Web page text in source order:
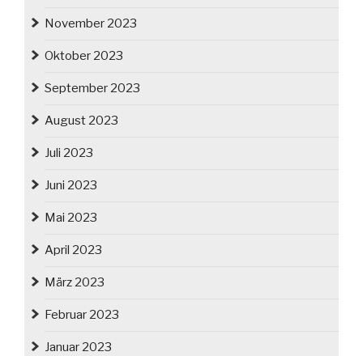
November 2023
Oktober 2023
September 2023
August 2023
Juli 2023
Juni 2023
Mai 2023
April 2023
März 2023
Februar 2023
Januar 2023